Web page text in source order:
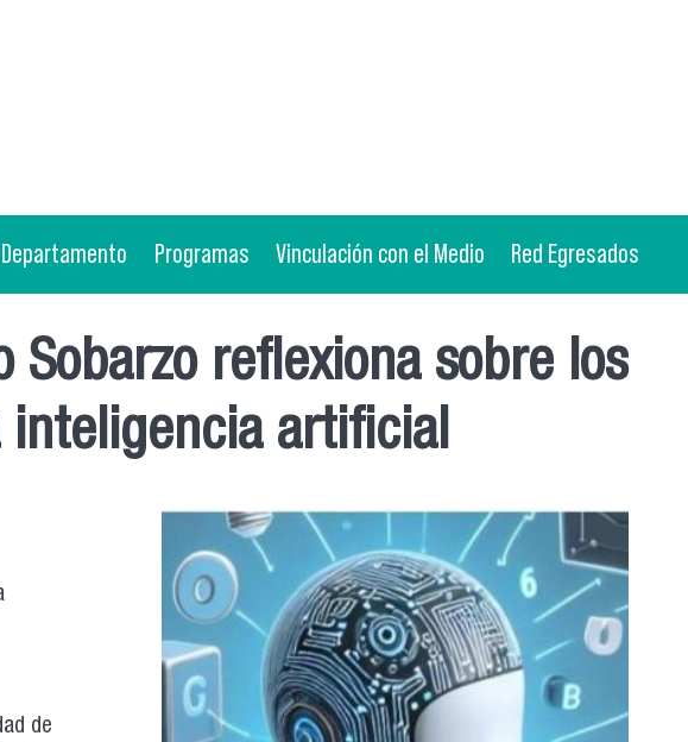
Departamento Programas Vinculación con el Medio Red Egresados
Sobarzo reflexiona sobre los
inteligencia artificial
de